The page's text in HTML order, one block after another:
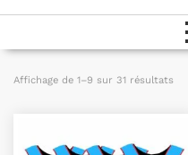
Affichage de 1–9 sur 31 résultats